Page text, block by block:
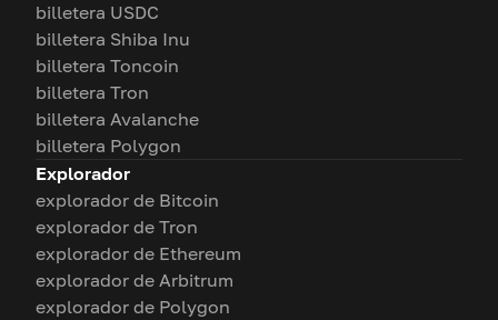
billetera USDC
billetera Shiba Inu
billetera Toncoin
billetera Tron
billetera Avalanche
billetera Polygon
Explorador
explorador de Bitcoin
explorador de Tron
explorador de Ethereum
explorador de Arbitrum
explorador de Polygon